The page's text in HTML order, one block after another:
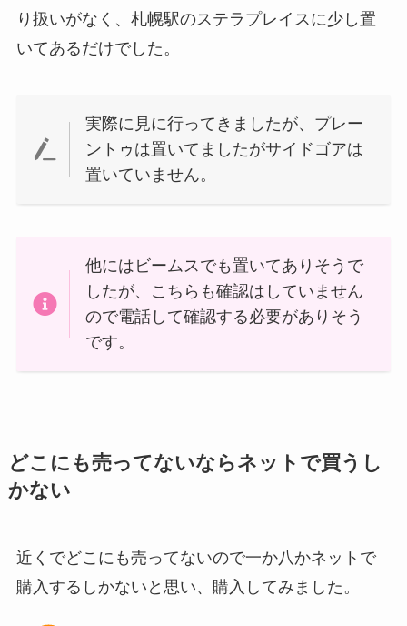
り扱いがなく、札幌駅のステラプレイスに少し置
いてあるだけでした。
実際に見に行ってきましたが、プレー
ントゥは置いてましたがサイドゴアは
置いていません。
他にはビームスでも置いてありそうで
したが、こちらも確認はしていません
ので電話して確認する必要がありそう
です。
どこにも売ってないならネットで買うし
かない
近くでどこにも売ってないので一か八かネットで
購入するしかないと思い、購入してみました。